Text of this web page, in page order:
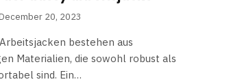
20, 2023
Arbeitsjacken bestehen aus
Materialien, die sowohl robust als
sind. Ein…